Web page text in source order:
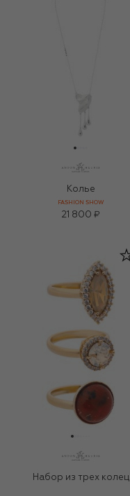
Колье
FASHION SHOW
21 800 ₽
Набор из трех колец